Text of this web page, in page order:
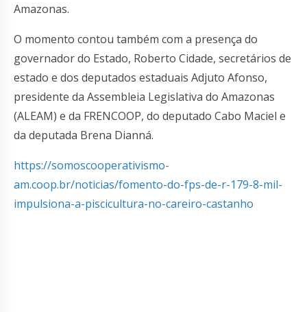
Amazonas.
O momento contou também com a presença do
governador do Estado, Roberto Cidade, secretários de
estado e dos deputados estaduais Adjuto Afonso,
presidente da Assembleia Legislativa do Amazonas
(ALEAM) e da FRENCOOP, do deputado Cabo Maciel e
da deputada Brena Dianná.
https://somoscooperativismo-
am.coop.br/noticias/fomento-do-fps-de-r-179-8-mil-
impulsiona-a-piscicultura-no-careiro-castanho